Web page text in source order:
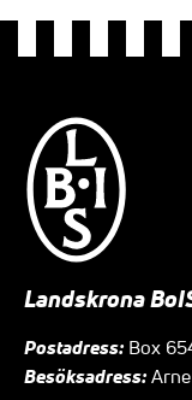
Landskrona
Postadress: Box
Besöksadress: